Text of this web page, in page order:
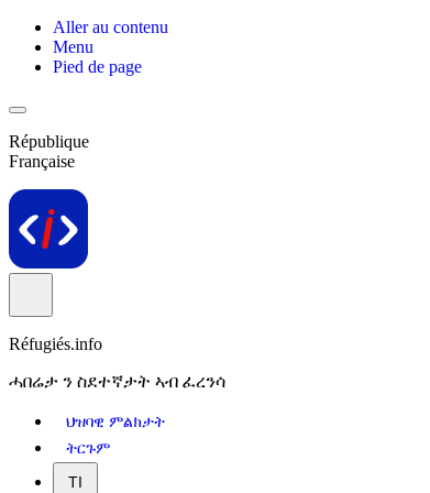
Aller au contenu
Menu
Pied de page
République
Française
Réfugiés.info
ሓበሬታ ን ስደተኛታት ኣብ ፈረንሳ
ህዝባዊ ምልክታት
ትርጉም
TI